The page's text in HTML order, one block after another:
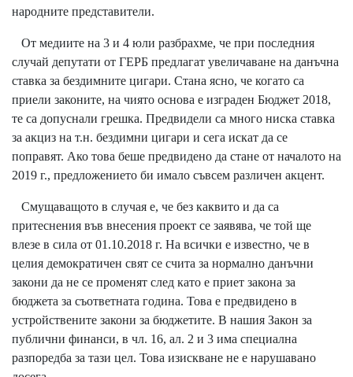
народните представители.
От медиите на 3 и 4 юли разбрахме, че при последния
случай депутати от ГЕРБ предлагат увеличаване на данъчна
ставка за бездимните цигари. Стана ясно, че когато са
приели законите, на чиято основа е изграден Бюджет 2018,
те са допуснали грешка. Предвидели са много ниска ставка
за акциз на т.н. бездимни цигари и сега искат да се
поправят. Ако това беше предвидено да стане от началото на
2019 г., предложението би имало съвсем различен акцент.
Смущаващото в случая е, че без каквито и да са
притеснения във внесения проект се заявява, че той ще
влезе в сила от 01.10.2018 г. На всички е известно, че в
целия демократичен свят се счита за нормално данъчни
закони да не се променят след като е приет закона за
бюджета за съответната година. Това е предвидено в
устройствените закони за бюджетите. В нашия Закон за
публични финанси, в чл. 16, ал. 2 и 3 има специална
разпоредба за тази цел. Това изискване не е нарушавано